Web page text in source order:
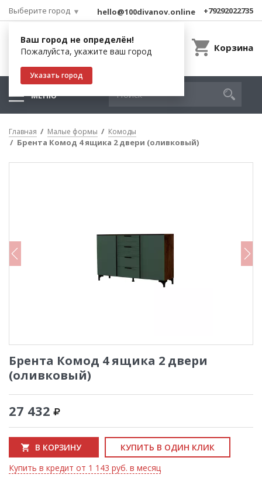
Выберите город
Ваш город не определён!
Пожалуйста, укажите ваш город
Указать город
hello@100divanov.online +79292022735
Корзина
МЕНЮ
Главная Малые формы Комоды
Брента Комод 4 ящика 2 двери (оливковый)
Брента Комод 4 ящика 2 двери
(оливковый)
27 432
В КОРЗИНУ
КУПИТЬ В ОДИН КЛИК
Купить в кредит от 1 143 руб. в месяц